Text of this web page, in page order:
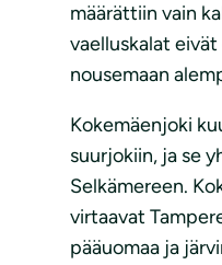
määrättiin vain
vaelluskalat
nousemaan
Kokemäenjoki
suurjokiin, ja se
Selkämereen.
virtaavat
pääuomaa ja